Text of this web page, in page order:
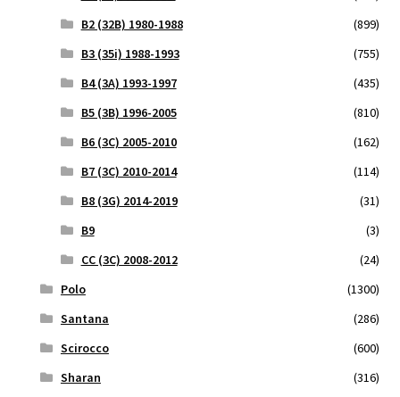
B2 (32B) 1980-1988
(899)
B3 (35i) 1988-1993
(755)
B4 (3A) 1993-1997
(435)
B5 (3B) 1996-2005
(810)
B6 (3C) 2005-2010
(162)
B7 (3C) 2010-2014
(114)
B8 (3G) 2014-2019
(31)
B9
(3)
CC (3C) 2008-2012
(24)
Polo
(1300)
Santana
(286)
Scirocco
(600)
Sharan
(316)